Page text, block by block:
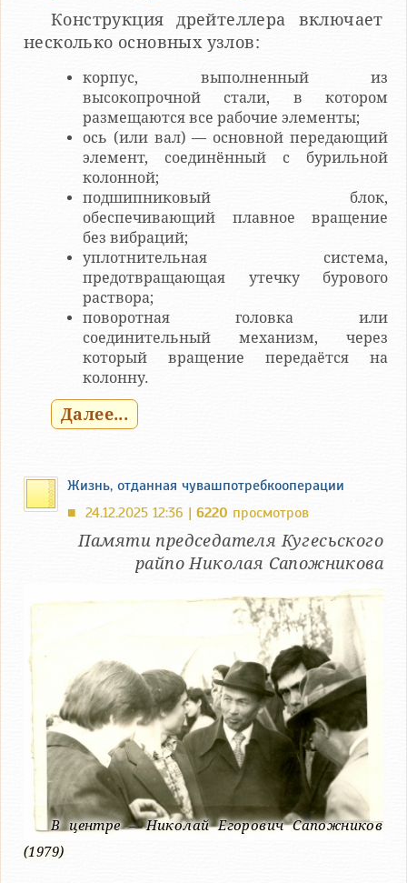
Конструкция дрейтеллера включает
несколько основных узлов:
корпус, выполненный из
высокопрочной стали, в котором
размещаются все рабочие элементы;
ось (или вал) — основной передающий
элемент, соединённый с бурильной
колонной;
подшипниковый блок,
обеспечивающий плавное вращение
без вибраций;
уплотнительная система,
предотвращающая утечку бурового
раствора;
поворотная головка или
соединительный механизм, через
который вращение передаётся на
колонну.
Далее...
Жизнь, отданная чувашпотребкооперации
■ 24.12.2025 12:36 | 6220 просмотров
Памяти председателя Кугесьского
райпо Николая Сапожникова
В центре – Николай Егорович Сапожников
(1979)